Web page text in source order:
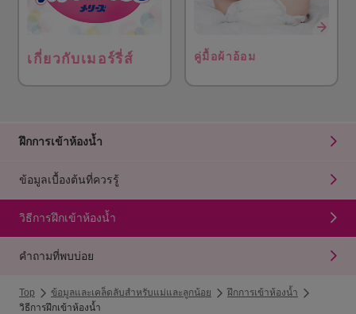
เกี่ยวกับเมอร์รี่ส์ คู่มื้อผ้าอ้อม
ฝึกการเข้าห้องน้ำ
ข้อมูลเบื้องต้นที่ควรรู้
วิธีการฝึกเข้าห้องน้ำ
คำถามที่พบบ่อย
Top ข้อมูลและเคล็ดลับสำหรับแม่และลูกน้อย
ฝึกการเข้าห้องน้ำ
วิธีการฝึกเข้าห้องน้ำ